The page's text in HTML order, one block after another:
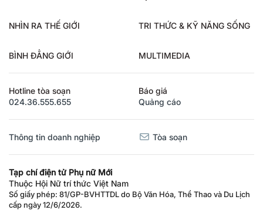
NHÌN RA THẾ GIỚI TRI THỨC & KỸ NĂNG SỐNG
BÌNH ĐẲNG GIỚI MULTIMEDIA
Hotline tòa soạn
024.36.555.655
Báo giá
Quảng cáo
Thông tin doanh nghiệp Tòa soạn
Tạp chí điện tử Phụ nữ Mới
Thuộc Hội Nữ trí thức Việt Nam
Số giấy phép: 81/GP-BVHTTDL do Bộ Văn Hóa, Thể Thao và Du Lịch
cấp ngày 12/6/2026.